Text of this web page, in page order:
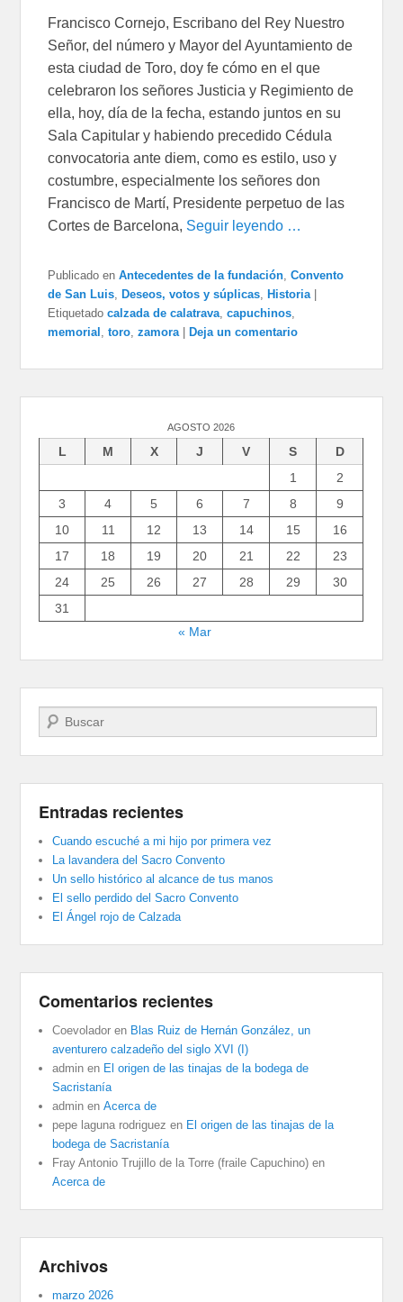
Francisco Cornejo, Escribano del Rey Nuestro
Señor, del número y Mayor del Ayuntamiento de
esta ciudad de Toro, doy fe cómo en el que
celebraron los señores Justicia y Regimiento de
ella, hoy, día de la fecha, estando juntos en su
Sala Capitular y habiendo precedido Cédula
convocatoria ante diem, como es estilo, uso y
costumbre, especialmente los señores don
Francisco de Martí, Presidente perpetuo de las
Cortes de Barcelona, Seguir leyendo …
Publicado en Antecedentes de la fundación,Convento
de San Luis, Deseos, votos y súplicas, Historia
Etiquetado calzada de calatrava,capuchinos,
memorial ,toro,zamora Deja un comentario
AGOSTO 2026
L M X J V S
D
1
2
3
4 5 6 7 8
9
10
11 12 13 14 15
16
17
18 19 20 21 22
23
24
25 26 27 28 29
30
31
« Mar
Buscar
Entradas recientes
Cuando escuché a mi hijo por primera vez
La lavandera del Sacro Convento
Un sello histórico al alcance de tus manos
El sello perdido del Sacro Convento
El Ángel rojo de Calzada
Comentarios recientes
Coevolador en Blas Ruiz de Hernán González, un
aventurero calzadeño del siglo XVI (I)
admin en El origen de las tinajas de la bodega de
Sacristanía
admin enAcerca de
pepe laguna rodriguez en El origen de las tinajas de la
bodega de Sacristanía
Fray Antonio Trujillo de la Torre (fraile Capuchino) en
Acerca de
Archivos
marzo 2026